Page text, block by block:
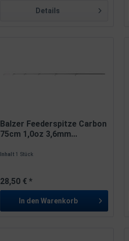
Details
Balzer Feederspitze Carbon
75cm 1,0oz 3,6mm...
Inhalt1 Stück
28,50 € *
In den Warenkorb